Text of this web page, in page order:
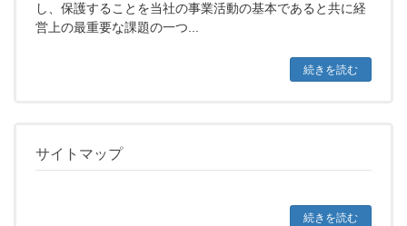
し、保護することを当社の事業活動の基本であると共に経
営上の最重要な課題の一つ...
続きを読む
サイトマップ
続きを読む